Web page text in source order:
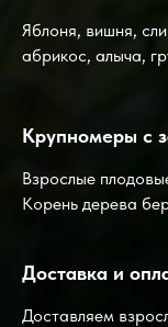
Яблоня, вишня,
абрикос, алыча,
Крупномеры с
Взрослые
Корень дерева
Доставка и
Доставляем